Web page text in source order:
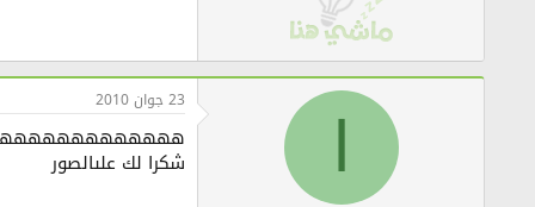
23 جوان 2010
شكرا لك علىالصور